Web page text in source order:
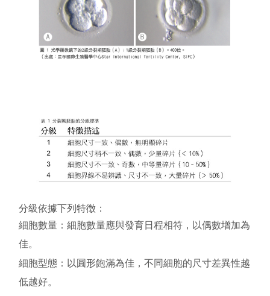
分級依據下列特徵：
細胞數量：細胞數量應與發育日程相符，以偶數增加為
佳。
細胞型態： 以圓形飽滿為佳，不同細胞的尺寸差異性越
低越好。